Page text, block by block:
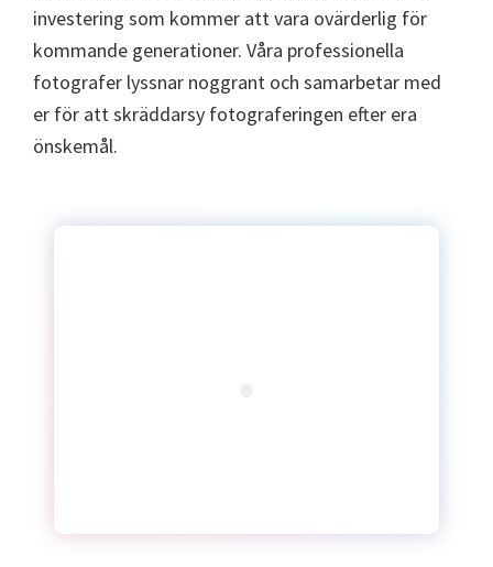
investering som kommer att vara ovärderlig för
kommande generationer. Våra professionella
fotografer lyssnar noggrant och samarbetar med
er för att skräddarsy fotograferingen efter era
önskemål.